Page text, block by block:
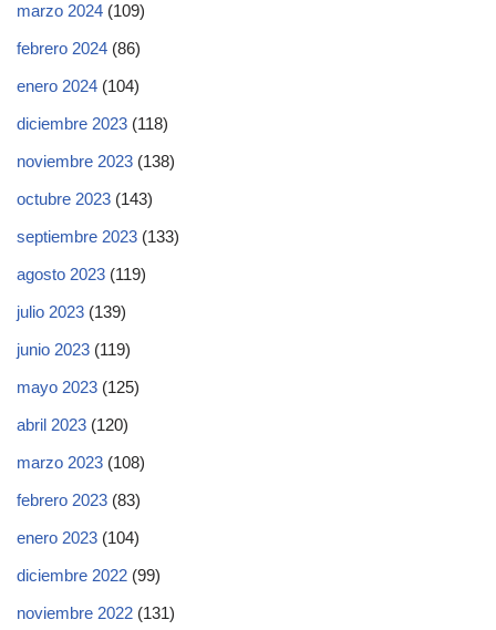
marzo 2024 (109)
febrero 2024 (86)
enero 2024 (104)
diciembre 2023 (118)
noviembre 2023 (138)
octubre 2023 (143)
septiembre 2023 (133)
agosto 2023 (119)
julio 2023 (139)
junio 2023 (119)
mayo 2023 (125)
abril 2023 (120)
marzo 2023 (108)
febrero 2023 (83)
enero 2023 (104)
diciembre 2022 (99)
noviembre 2022 (131)